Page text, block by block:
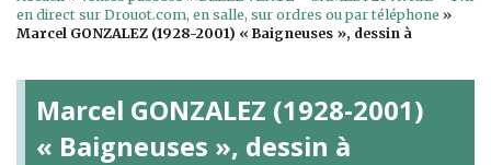
en direct sur Drouot.com, en salle, sur ordres ou par téléphone »
Marcel GONZALEZ (1928-2001) « Baigneuses », dessin à
Marcel GONZALEZ (1928-2001)
« Baigneuses », dessin à